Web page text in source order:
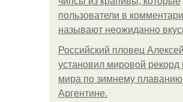
пользователи в
называют неожиданно
Российский пловец
установил мировой рекорд
мира по зимнему
Аргентине.